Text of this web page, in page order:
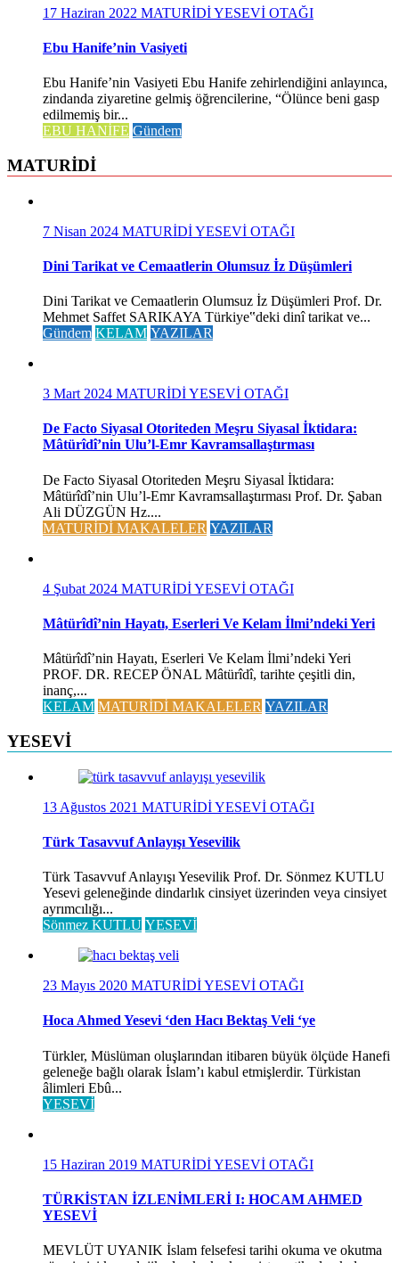
17 Haziran 2022 MATURİDİ YESEVİ OTAĞI
Ebu Hanife’nin Vasiyeti
Ebu Hanife’nin Vasiyeti Ebu Hanife zehirlendiğini anlayınca,
zindanda ziyaretine gelmiş öğrencilerine, “Ölünce beni gasp
edilmemiş bir...
EBU HANİFE Gündem
MATURİDİ
7 Nisan 2024 MATURİDİ YESEVİ OTAĞI
Dini Tarikat ve Cemaatlerin Olumsuz İz Düşümleri
Dini Tarikat ve Cemaatlerin Olumsuz İz Düşümleri Prof. Dr.
Mehmet Saffet SARIKAYA Türkiye‟deki dinî tarikat ve...
Gündem KELAM YAZILAR
3 Mart 2024 MATURİDİ YESEVİ OTAĞI
De Facto Siyasal Otoriteden Meşru Siyasal İktidara:
Mâtürîdî’nin Ulu’l-Emr Kavramsallaştırması
De Facto Siyasal Otoriteden Meşru Siyasal İktidara:
Mâtürîdî’nin Ulu’l-Emr Kavramsallaştırması Prof. Dr. Şaban
Ali DÜZGÜN Hz....
MATURİDİ MAKALELER YAZILAR
4 Şubat 2024 MATURİDİ YESEVİ OTAĞI
Mâtürîdî’nin Hayatı, Eserleri Ve Kelam İlmi’ndeki Yeri
Mâtürîdî’nin Hayatı, Eserleri Ve Kelam İlmi’ndeki Yeri
PROF. DR. RECEP ÖNAL Mâtürîdî, tarihte çeşitli din,
inanç,...
KELAM MATURİDİ MAKALELER YAZILAR
YESEVİ
13 Ağustos 2021 MATURİDİ YESEVİ OTAĞI
Türk Tasavvuf Anlayışı Yesevilik
Türk Tasavvuf Anlayışı Yesevilik Prof. Dr. Sönmez KUTLU
Yesevi geleneğinde dindarlık cinsiyet üzerinden veya cinsiyet
ayrımcılığı...
Sönmez KUTLU YESEVİ
23 Mayıs 2020 MATURİDİ YESEVİ OTAĞI
Hoca Ahmed Yesevi ‘den Hacı Bektaş Veli ‘ye
Türkler, Müslüman oluşlarından itibaren büyük ölçüde Hanefi
geleneğe bağlı olarak İslam’ı kabul etmişlerdir. Türkistan
âlimleri Ebû...
YESEVİ
15 Haziran 2019 MATURİDİ YESEVİ OTAĞI
TÜRKİSTAN İZLENİMLERİ I: HOCAM AHMED
YESEVİ
MEVLÜT UYANIK İslam felsefesi tarihi okuma ve okutma